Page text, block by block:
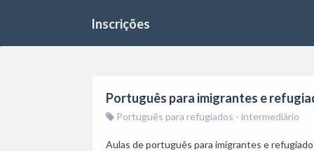
Inscrições
Português para imigrantes e
Português para refugiados - intermediário
Aulas de português para imigrantes e